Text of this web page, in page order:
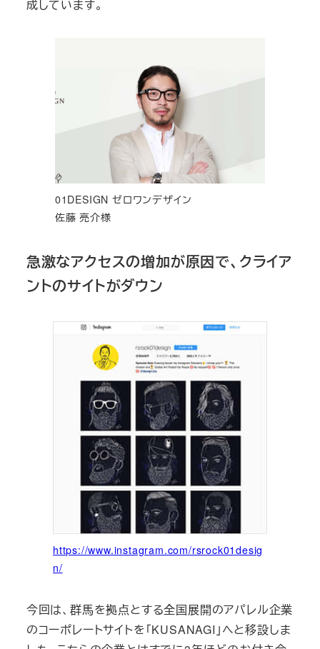
成しています。
01DESIGN ゼロワンデザイン
佐藤 亮介様
急激なアクセスの増加が原因で、クライア
ントのサイトがダウン
https://www.instagram.com/rsrock01desig
n/
今回は、群馬を拠点とする全国展開のアパレル企業
のコーポレートサイトを「KUSANAGI」へと移設しま